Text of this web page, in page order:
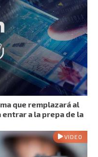
que remplazará al
entrar a la prepa de la
VIDEO